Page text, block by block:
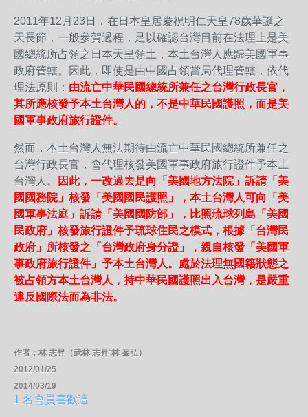
2011年12月23日，在日本皇居慶祝明仁天皇78歲華誕之
天長節，一般參賀過程，足以確認台灣目前在法理上是美
國總統所占領之日本天皇領土，本土台灣人應歸美國軍事
政府管轄。因此，即使是由中國占領當局代理管轄，依代
理法原則： 由流亡中華民國總統所兼任之台灣行政長官，
其所應核發予本土台灣人的，不是中華民國護照，而是美
國軍事政府旅行證件。
然而，本土台灣人無法期待由流亡中華民國總統所兼任之
台灣行政長官，會代理核發美國軍事政府旅行證件予本土
台灣人。
因此，一改過去是向「美國地方法院」訴請「美
國國務院」核發「美國國民護照」，本土台灣人可向「美
國軍事法庭」訴請「美國國防部」，比照琉球列島「美國
民政府」核發旅行證件予琉球住民之模式，根據「台灣民
政府」所核發之「台灣政府身分證」，親自核發「美國軍
事政府旅行證件」予本土台灣人。處於法理無國籍狀態之
被占領方本土台灣人，持中華民國護照出入台灣，是嚴重
違反國際法而為非法。
作者：林 志昇（武林 志昇˙林 峯弘）
2012/01/25
2014/03/19
1 名會員喜歡這